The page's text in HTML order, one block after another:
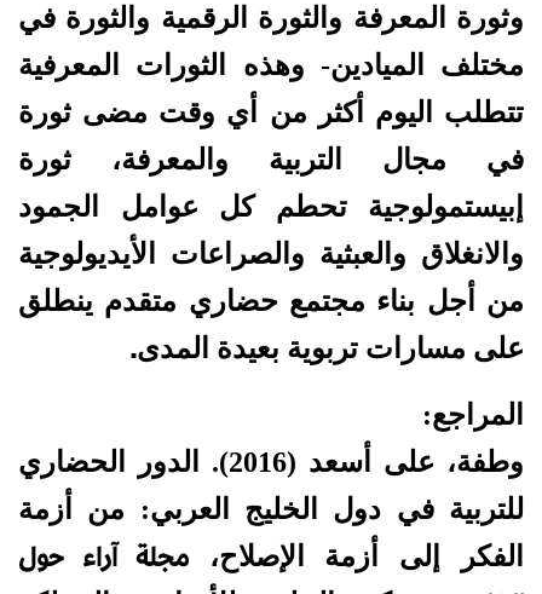
وثورة المعرفة والثورة الرقمية والثورة في
مختلف الميادين- وهذه الثورات المعرفية
تتطلب اليوم أكثر من أي وقت مضى ثورة
في مجال التربية والمعرفة، ثورة
إبيستمولوجية تحطم كل عوامل الجمود
والانغلاق والعبثية والصراعات الأيديولوجية
من أجل بناء مجتمع حضاري متقدم ينطلق
على مسارات تربوية بعيدة المدى.
المراجع:
وطفة، على أسعد (2016). الدور الحضاري
للتربية في دول الخليج العربي: من أزمة
الفكر إلى أزمة الإصلاح،مجلة آراء حول